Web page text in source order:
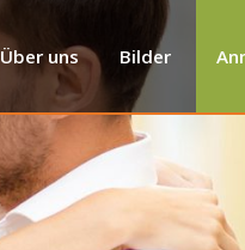
Über uns Bilder